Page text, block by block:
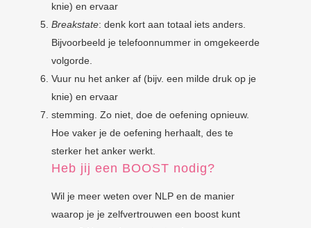
knie) en ervaar
Breakstate: denk kort aan totaal iets anders.
Bijvoorbeeld je telefoonnummer in omgekeerde
volgorde.
Vuur nu het anker af (bijv. een milde druk op je
knie) en ervaar
stemming. Zo niet, doe de oefening opnieuw.
Hoe vaker je de oefening herhaalt, des te
sterker het anker werkt.
Heb jij een BOOST nodig?
Wil je meer weten over NLP en de manier
waarop je je zelfvertrouwen een boost kunt